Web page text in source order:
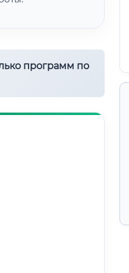
программ по